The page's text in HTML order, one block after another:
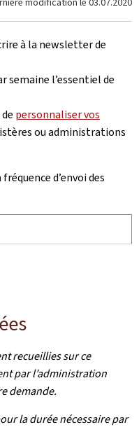
à la newsletter de
semaine l’essentiel de
personnaliser vos
ou administrations
d’envoi des
recueillies sur ce
par l’administration
demande.
la durée nécessaire par